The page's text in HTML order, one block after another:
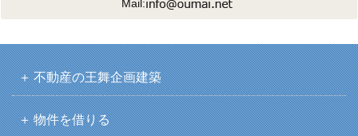
Mail:
不動産の王舞企画建築
物件を借りる